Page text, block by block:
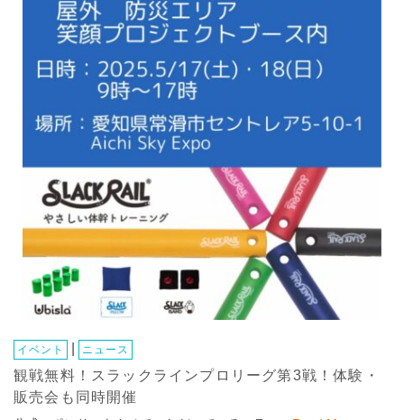
イベント ニュース
観戦無料！スラックラインプロリーグ第3戦！体験・
販売会も同時開催